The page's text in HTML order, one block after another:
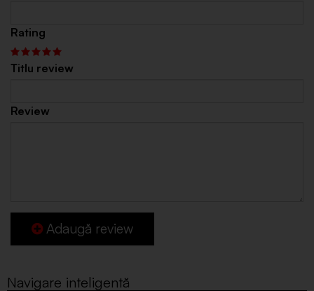
Rating
Titlu review
Review
Adaugă review